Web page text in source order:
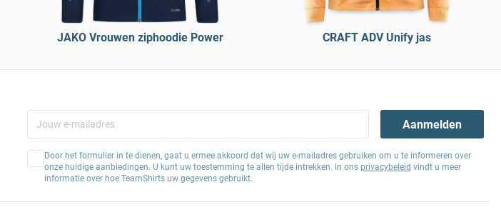
JAKO Vrouwen ziphoodie Power CRAFT ADV Unify jas
Aanmelden
Door het formulier in te dienen, gaat u ermee akkoord dat wij uw e-mailadres gebruiken om u te informeren over
onze huidige aanbiedingen. U kunt uw toestemming te allen tijde intrekken. In ons privacybeleid vindt u meer
informatie over hoe TeamShirts uw gegevens gebruikt.